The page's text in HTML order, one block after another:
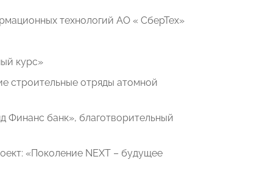
технологий АО « СберТех»
курс»
строительные отряды атомной
Финанс банк», благотворительный
«Поколение NЕXT – будущее